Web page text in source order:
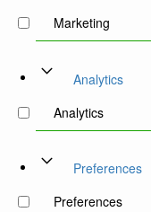
Marketing
Analytics
Analytics
Preferences
Preferences